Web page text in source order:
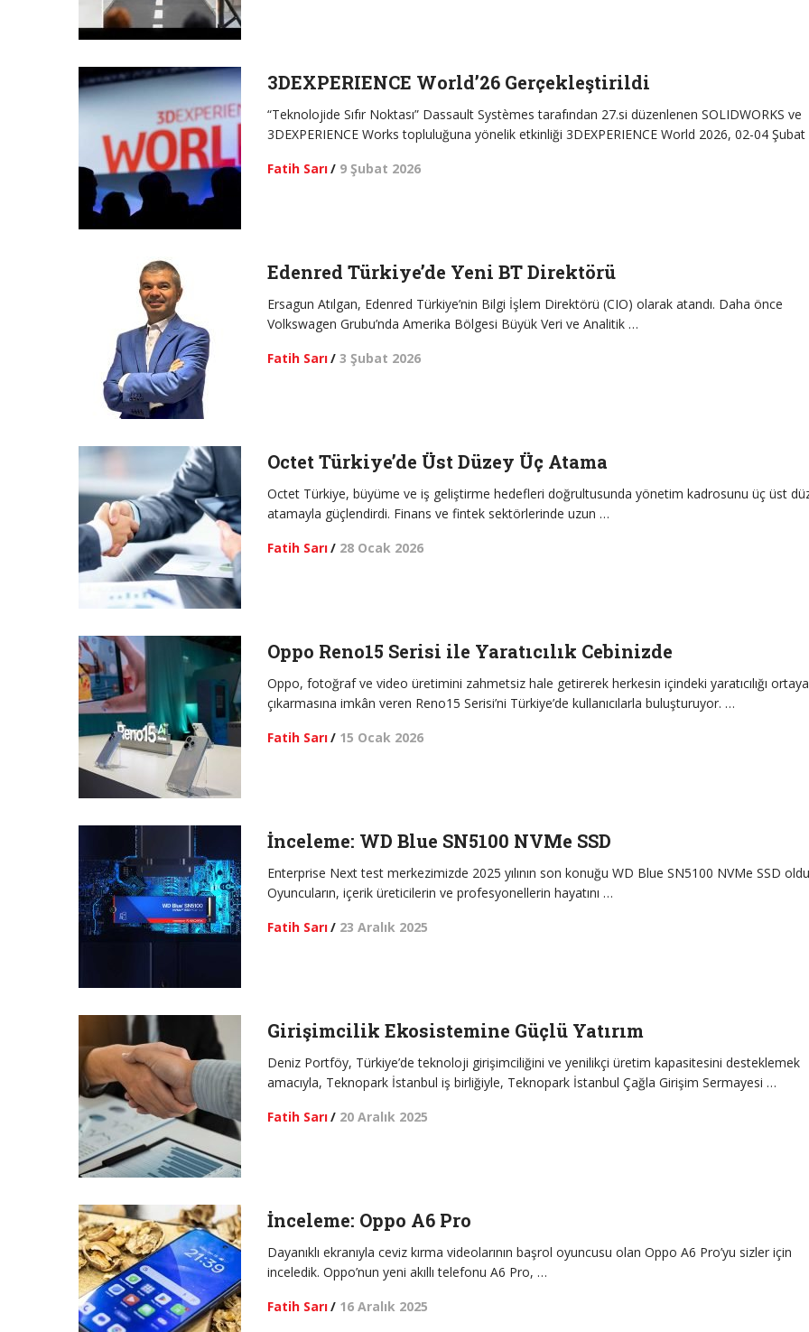
3DEXPERIENCE World’26 Gerçekleştirildi
“Teknolojide Sıfır Noktası” Dassault Systèmes tarafından 27.si düzenlenen SOLIDWORKS ve
3DEXPERIENCE Works topluluğuna yönelik etkinliği 3DEXPERIENCE World 2026, 02-04
Fatih Sarı/ 9 Şubat 2026
Edenred Türkiye’de Yeni BT Direktörü
Ersagun Atılgan, Edenred Türkiye’nin Bilgi İşlem Direktörü (CIO) olarak atandı. Daha önce
Volkswagen Grubu’nda Amerika Bölgesi Büyük Veri ve Analitik …
Fatih Sarı/ 3 Şubat 2026
Octet Türkiye’de Üst Düzey Üç Atama
Octet Türkiye, büyüme ve iş geliştirme hedefleri doğrultusunda yönetim kadrosunu üç üst
atamayla güçlendirdi. Finans ve fintek sektörlerinde uzun …
Fatih Sarı/ 28 Ocak 2026
Oppo Reno15 Serisi ile Yaratıcılık Cebinizde
Oppo, fotoğraf ve video üretimini zahmetsiz hale getirerek herkesin içindeki yaratıcılığı ortaya
çıkarmasına imkân veren Reno15 Serisi’ni Türkiye’de kullanıcılarla buluşturuyor. …
Fatih Sarı/ 15 Ocak 2026
İnceleme: WD Blue SN5100 NVMe SSD
Enterprise Next test merkezimizde 2025 yılının son konuğu WD Blue SN5100 NVMe SSD
Oyuncuların, içerik üreticilerin ve profesyonellerin hayatını …
Fatih Sarı/ 23 Aralık 2025
Girişimcilik Ekosistemine Güçlü Yatırım
Deniz Portföy, Türkiye’de teknoloji girişimciliğini ve yenilikçi üretim kapasitesini desteklemek
amacıyla, Teknopark İstanbul iş birliğiyle, Teknopark İstanbul Çağla Girişim Sermayesi …
Fatih Sarı/ 20 Aralık 2025
İnceleme: Oppo A6 Pro
Dayanıklı ekranıyla ceviz kırma videolarının başrol oyuncusu olan Oppo A6 Pro’yu sizler için
inceledik. Oppo’nun yeni akıllı telefonu A6 Pro, …
Fatih Sarı/ 16 Aralık 2025